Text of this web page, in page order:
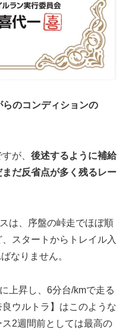
のコンディションの
が、 後述するように補給
だ反省点が多く残るレー
は、序盤の峠走でほぼ順
スタートからトレイル入
なりません。
上昇し、6分台/kmで走る
ウルトラ】はこのような
2週間前としては最高の